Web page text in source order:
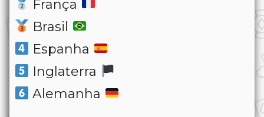
França
Brasil
Espanha
Inglaterra
Alemanha